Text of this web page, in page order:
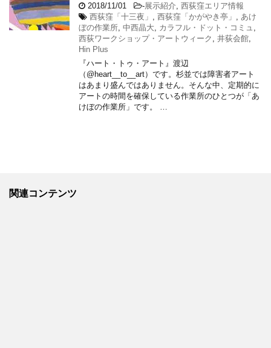
2018/11/01 -展示紹介 西荻窪エリア情報
西荻窪「十三夜」
西荻窪「かがやき亭」
あけ
ぼの作業所 中西晶大 カラフル・ドット・コミュ
西荻ワークショップ・アートウィーク
井荻会館
Hin Plus
『ハート・トゥ・アート』渡辺
（@heart__to__art）です。杉並では障害者アート
はあまり盛んではありません。そんな中、定期的に
アートの時間を確保している作業所のひとつが「あ
けぼの作業所」です。 …
関連コンテンツ